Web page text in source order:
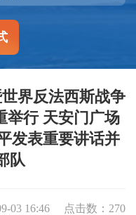
界反法西斯战争
举行 天安门广场
发表重要讲话并
队
03 16:46 点击数： 270